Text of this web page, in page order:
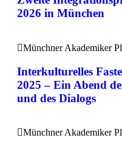
2026 in München
Münchner Akademiker
Interkulturelles
2025 – Ein Abend
und des Dialogs
Münchner Akademiker